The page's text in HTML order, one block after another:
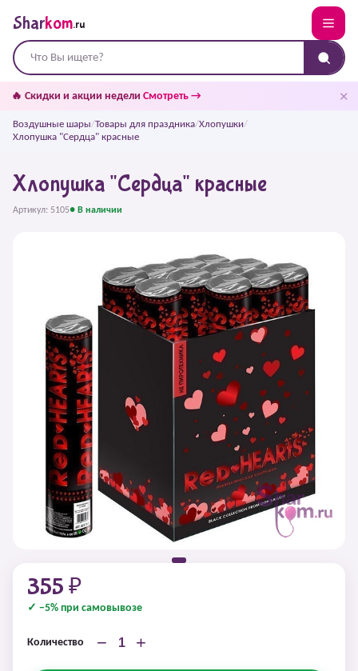
Sharkom.ru
🔥 Скидки и акции недели Смотреть → ✕
Воздушные шары/Товары для праздника/Хлопушки/
Хлопушка "Сердца" красные
Хлопушка "Сердца" красные
Артикул: 5105● В наличии
355 ₽
✓ −5% при самовывозе
Количество − +